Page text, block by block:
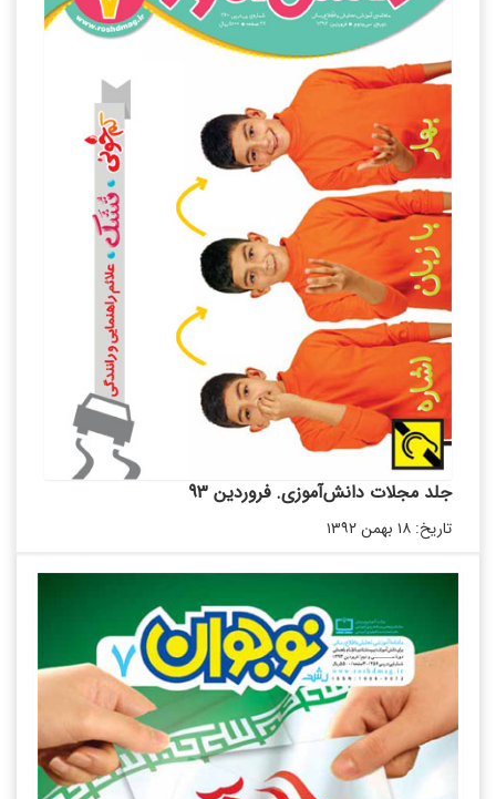
جلد مجلات دانش‌آموزی. فروردین 93
تاریخ: ۱۸ بهمن ۱۳۹۲